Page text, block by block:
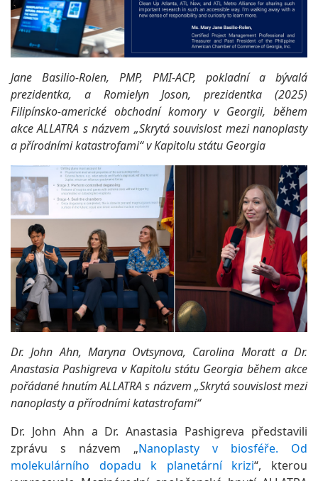
Jane Basilio-Rolen, PMP, PMI-ACP, pokladní a bývalá
prezidentka, a Romielyn Joson, prezidentka (2025)
Filipínsko-americké obchodní komory v Georgii, během
akce ALLATRA s názvem „Skrytá souvislost mezi nanoplasty
a přírodními katastrofami“ v Kapitolu státu Georgia
Dr. John Ahn, Maryna Ovtsynova, Carolina Moratt a Dr.
Anastasia Pashigreva v Kapitolu státu Georgia během akce
pořádané hnutím ALLATRA s názvem „Skrytá souvislost mezi
nanoplasty a přírodními katastrofami“
Dr. John Ahn a Dr. Anastasia Pashigreva představili
zprávu s názvem „Nanoplasty v biosféře. Od
molekulárního dopadu k planetární krizi“, kterou